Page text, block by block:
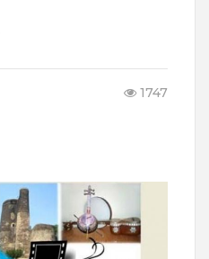
1747